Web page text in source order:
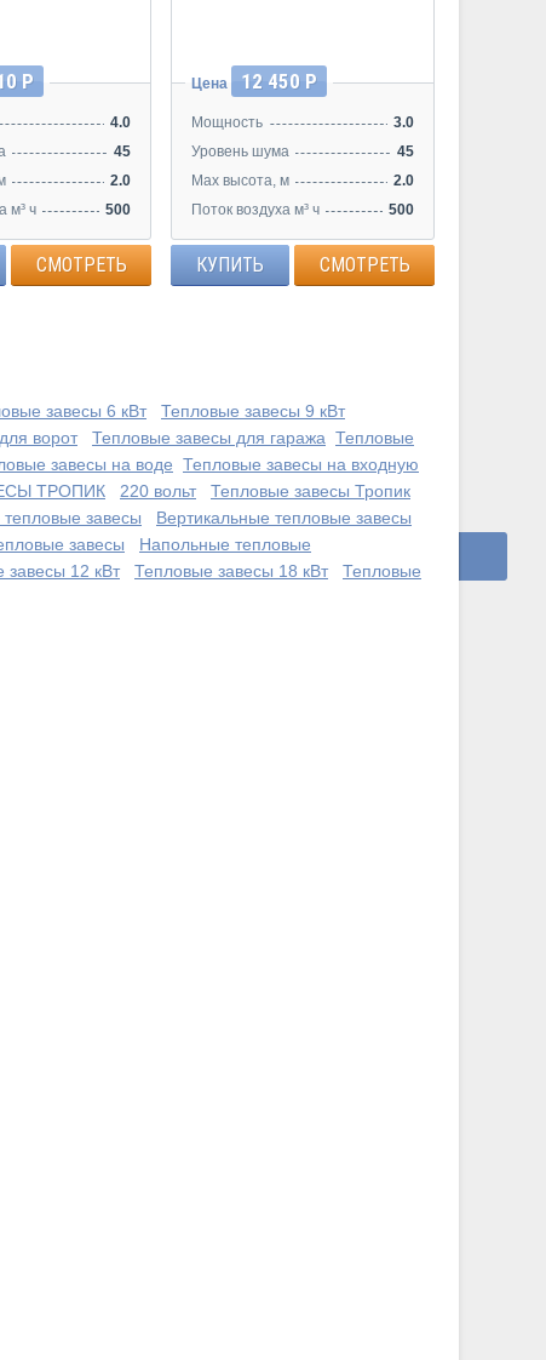
Р
4.0
45
2.0
м³ ч
500
СМОТРЕТЬ
Цена 12 450 Р
Мощность
3.0
Уровень шума
45
Max высота, м
2.0
Поток воздуха м³ ч
500
КУПИТЬ СМОТРЕТЬ
завесы 6 кВт
Тепловые завесы 9 кВт
ворот Тепловые завесы для гаража Тепловые
завесы на воде Тепловые завесы на входную
ТРОПИК 220 вольт
Тепловые завесы Тропик
завесы
Вертикальные тепловые завесы
завесы
Напольные тепловые
завесы 12 кВт Тепловые завесы 18 кВт
Тепловые